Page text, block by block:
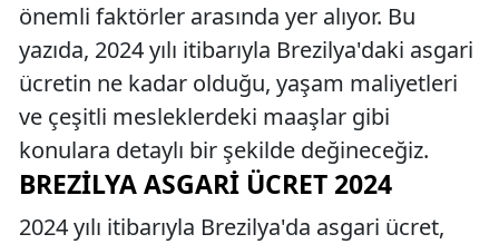
önemli faktörler arasında yer alıyor. Bu
yazıda, 2024 yılı itibarıyla Brezilya'daki asgari
ücretin ne kadar olduğu, yaşam maliyetleri
ve çeşitli mesleklerdeki maaşlar gibi
konulara detaylı bir şekilde değineceğiz.
BREZILYA ASGARI ÜCRET 2024
2024 yılı itibarıyla Brezilya'da asgari ücret,